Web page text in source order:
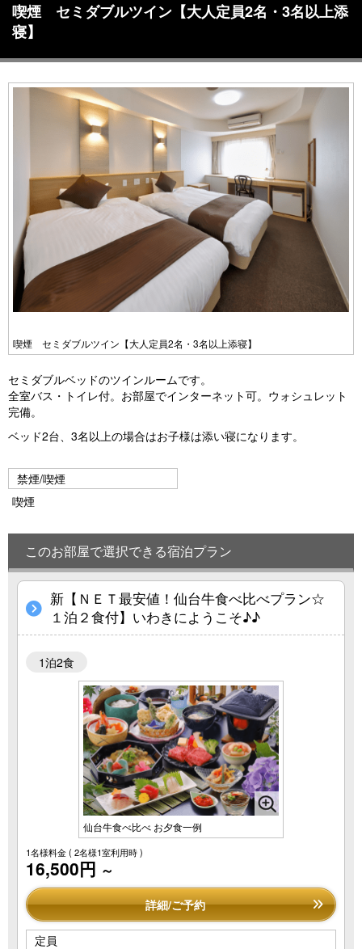
喫煙 セミダブルツイン【大人定員2名・3名以上添
寝】
喫煙 セミダブルツイン【大人定員2名・3名以上添寝】
セミダブルベッドのツインルームです。
全室バス・トイレ付。お部屋でインターネット可。ウォシュレット
完備。
ベッド2台、3名以上の場合はお子様は添い寝になります。
禁煙/喫煙
喫煙
このお部屋で選択できる宿泊プラン
新【ＮＥＴ最安値！仙台牛食べ比べプラン☆
１泊２食付】いわきにようこそ♪♪
1泊2食
仙台牛食べ比べ お夕食一例
1名様料金( 2名様1室利用時 )
16,500円 ～
詳細/ご予約
定員